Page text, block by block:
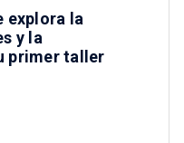
explora la
y la
primer taller